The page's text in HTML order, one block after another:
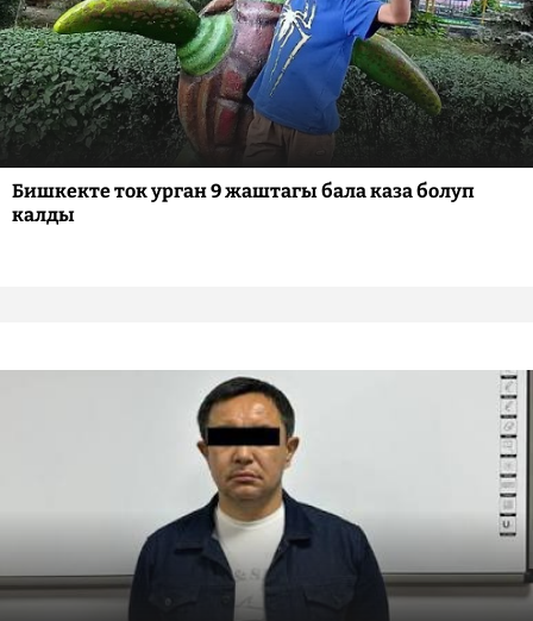
Бишкекте ток урган 9 жаштагы бала каза болуп
калды